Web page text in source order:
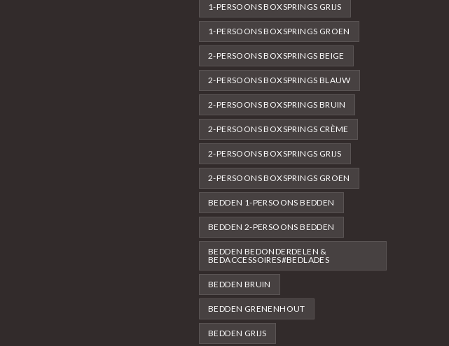
1-PERSOONS BOXSPRINGS GRIJS
1-PERSOONS BOXSPRINGS GROEN
2-PERSOONS BOXSPRINGS BEIGE
2-PERSOONS BOXSPRINGS BLAUW
2-PERSOONS BOXSPRINGS BRUIN
2-PERSOONS BOXSPRINGS CRÈME
2-PERSOONS BOXSPRINGS GRIJS
2-PERSOONS BOXSPRINGS GROEN
BEDDEN 1-PERSOONS BEDDEN
BEDDEN 2-PERSOONS BEDDEN
BEDDEN BEDONDERDELEN &
BEDACCESSOIRES#BEDLADES
BEDDEN BRUIN
BEDDEN GRENENHOUT
BEDDEN GRIJS